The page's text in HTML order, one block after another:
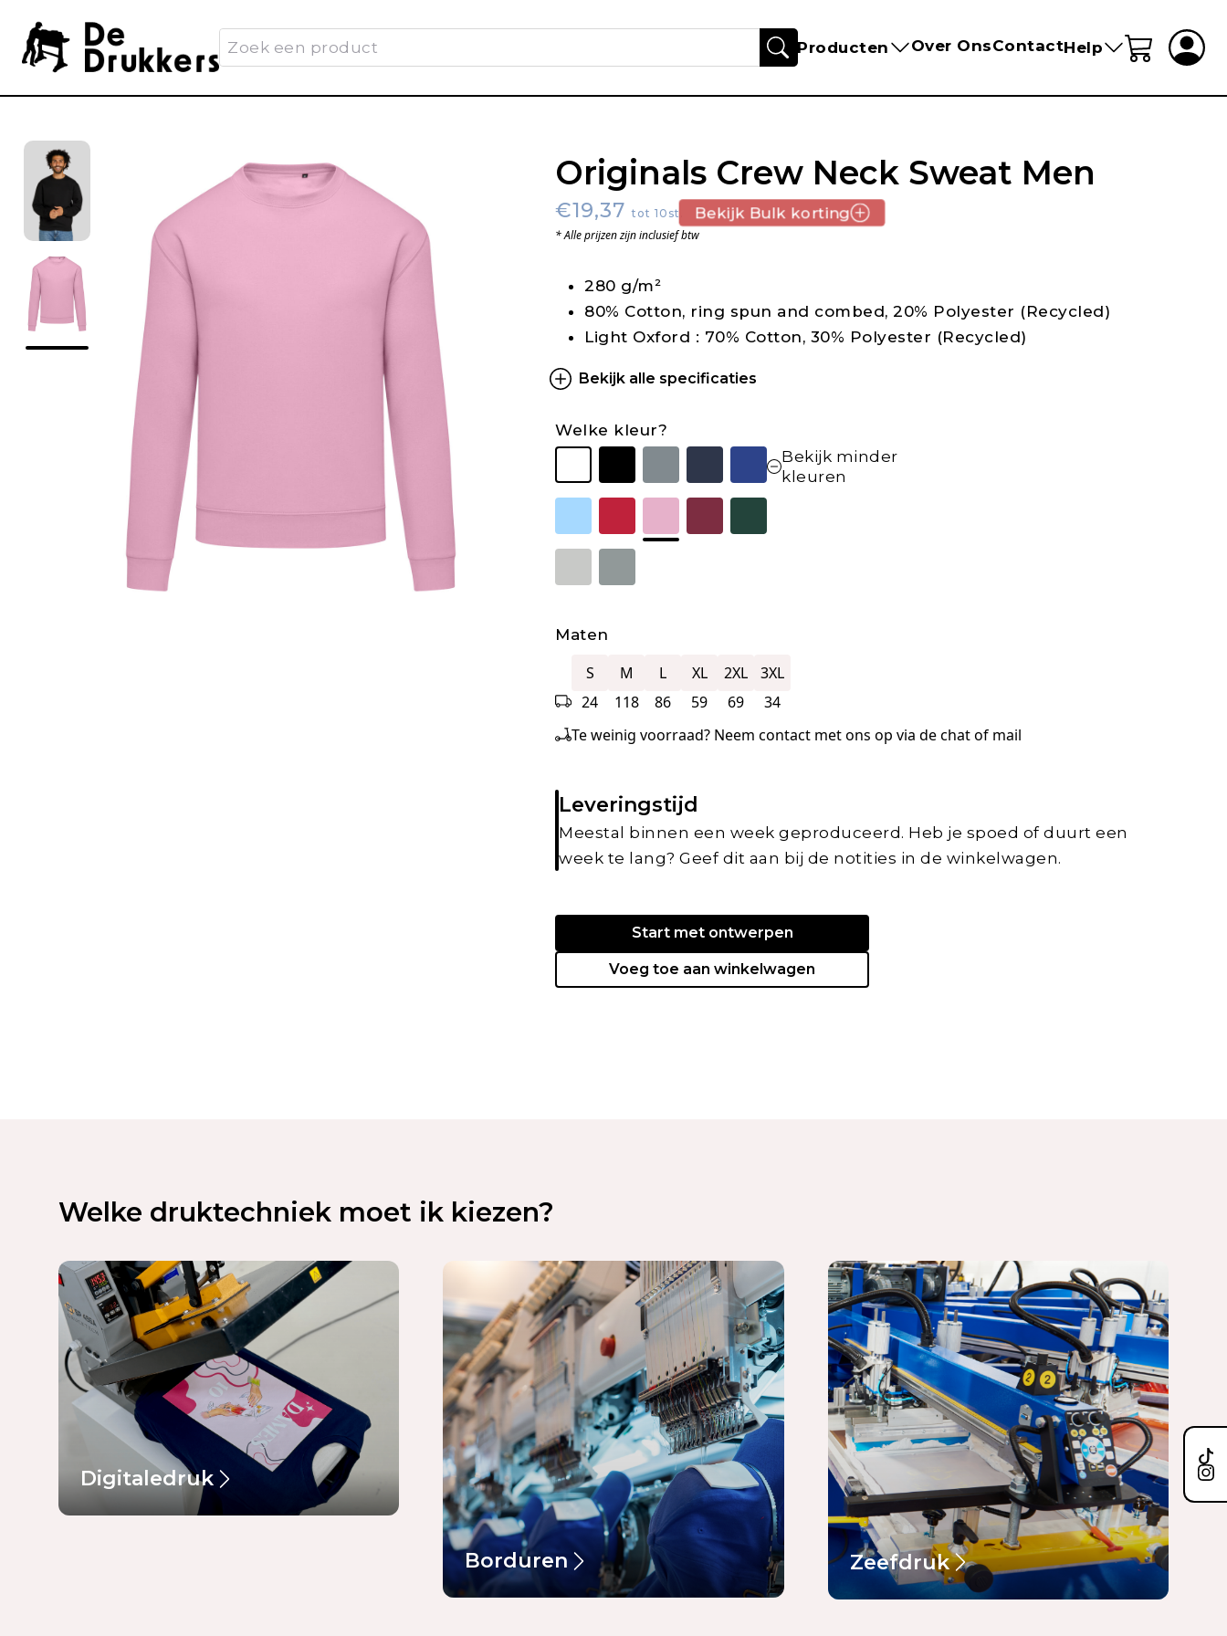
Producten Over OnsContactHelp
Originals Crew Neck Sweat Men
€19,37tot 10st. Bekijk Bulk korting
* Alle prijzen zijn inclusief btw
280 g/m²
80% Cotton, ring spun and combed, 20% Polyester (Recycled)
Light Oxford : 70% Cotton, 30% Polyester (Recycled)
Bekijk alle specificaties
Welke kleur?
Bekijk minder
kleuren
Maten
S
24
M
118
L
86
XL
59
2XL
69
3XL
34
Te weinig voorraad? Neem contact met ons op via de chat of mail
Leveringstijd
Meestal binnen een week geproduceerd. Heb je spoed of duurt een
week te lang? Geef dit aan bij de notities in de winkelwagen.
Start met ontwerpen
Voeg toe aan winkelwagen
Welke druktechniek moet ik kiezen?
Digitaledruk
Borduren Zeefdruk